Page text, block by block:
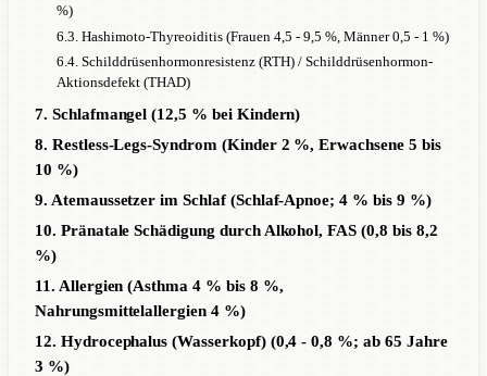
%)
6.3. Hashimoto-Thyreoiditis (Frauen 4,5 - 9,5 %, Männer 0,5 - 1 %)
6.4. Schilddrüsenhormonresistenz (RTH) / Schilddrüsenhormon-
Aktionsdefekt (THAD)
7. Schlafmangel (12,5 % bei Kindern)
8. Restless-Legs-Syndrom (Kinder 2 %, Erwachsene 5 bis
10 %)
9. Atemaussetzer im Schlaf (Schlaf-Apnoe; 4 % bis 9 %)
10. Pränatale Schädigung durch Alkohol, FAS (0,8 bis 8,2
%)
11. Allergien (Asthma 4 % bis 8 %,
Nahrungsmittelallergien 4 %)
12. Hydrocephalus (Wasserkopf) (0,4 - 0,8 %; ab 65 Jahre
3 %)